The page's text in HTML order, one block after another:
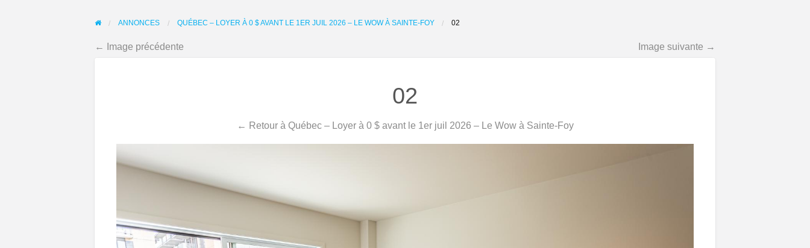
ANNONCES QUÉBEC – LOYER À 0 $ AVANT LE 1ER JUIL 2026 – LE WOW À SAINTE-FOY 02
← Image précédente Image suivante →
02
← Retour à Québec – Loyer à 0 $ avant le 1er juil 2026 – Le Wow à Sainte-Foy